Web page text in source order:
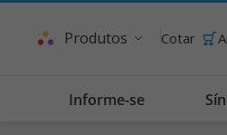
Produtos Cotar
Informe-se